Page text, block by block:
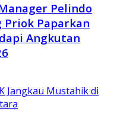
Pelindo
Priok Paparkan
Angkutan